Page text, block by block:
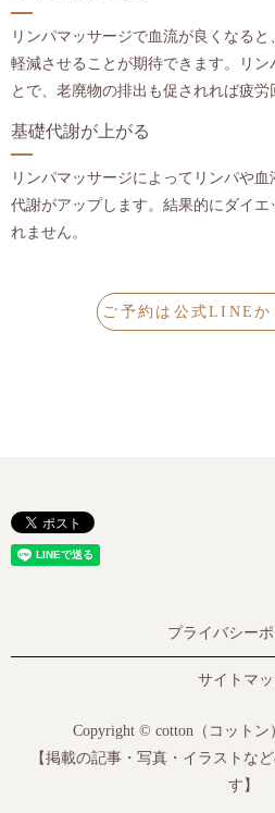
リンパマッサージで血流が良くなる
軽減させることが期待できます。リン
とで、老廃物の排出も促されれば疲労
基礎代謝が上がる
リンパマッサージによってリンパや
代謝がアップします。結果的にダイ
れません。
ご予約は公式LINEか
プライバシー
サイトマ
Copyright © cotton（コットン
【掲載の記事・写真・イラストな
す】